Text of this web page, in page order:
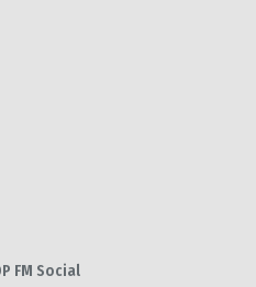
FM Social